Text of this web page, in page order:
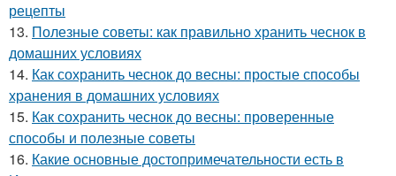
рецепты
13. Полезные советы: как правильно хранить чеснок в
домашних условиях
14. Как сохранить чеснок до весны: простые способы
хранения в домашних условиях
15. Как сохранить чеснок до весны: проверенные
способы и полезные советы
16. Какие основные достопримечательности есть в